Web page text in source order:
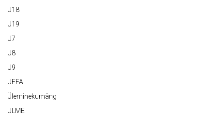
U18
U19
U7
U8
U9
UEFA
Üleminekumäng
ULME